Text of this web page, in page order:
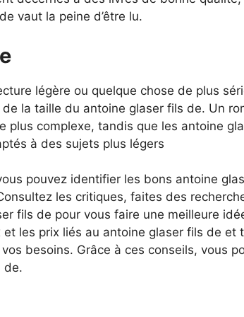
vaut la peine d’être lu.
légère ou quelque chose de plus
la taille du antoine glaser fils de. Un
plus complexe, tandis que les antoine
à des sujets plus légers
pouvez identifier les bons antoine
les critiques, faites des
fils de pour vous faire une meilleure
les prix liés au antoine glaser fils de et
besoins. Grâce à ces conseils, vous
de.